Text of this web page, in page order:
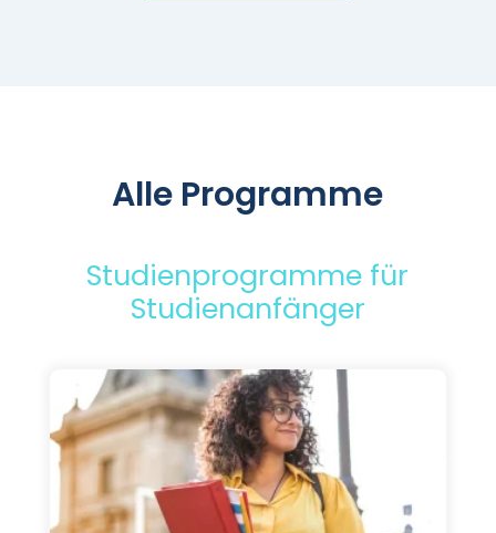
Alle Programme
Studienprogramme für
Studienanfänger